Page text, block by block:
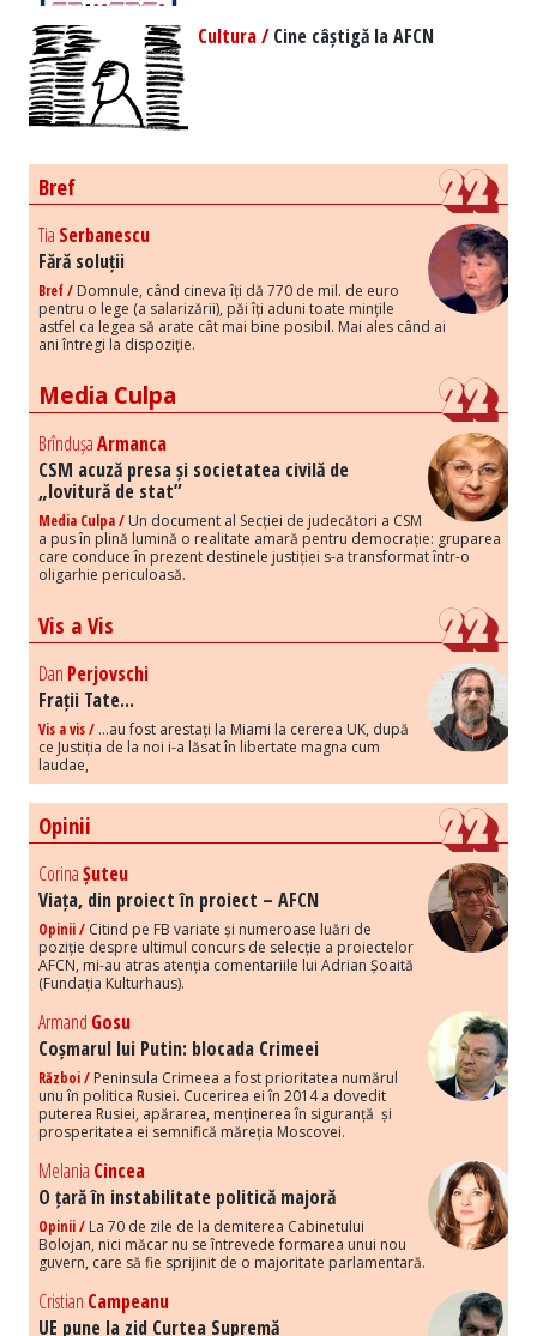
Cultura /Cine câștigă la AFCN
Bref
Tia Serbanescu
Fără soluții
Bref / Domnule, când cineva îți dă 770 de mil. de euro
pentru o lege (a salarizării), păi îți aduni toate mințile
astfel ca legea să arate cât mai bine posibil. Mai ales când ai
ani întregi la dispoziție.
Media Culpa
BrîndușaArmanca
CSM acuză presa și societatea civilă de
„lovitură de stat”
Media Culpa / Un document al Secției de judecători a CSM
a pus în plină lumină o realitate amară pentru democrație: gruparea
care conduce în prezent destinele justiției s-a transformat într-o
oligarhie periculoasă.
Vis a Vis
Dan Perjovschi
Frații Tate...
Vis a vis / ...au fost arestați la Miami la cererea UK, după
ce Justiția de la noi i-a lăsat în libertate magna cum
laudae,
Opinii
CorinaȘuteu
Viața, din proiect în proiect – AFCN
Opinii / Citind pe FB variate și numeroase luări de
poziție despre ultimul concurs de selecție a proiectelor
AFCN, mi-au atras atenția comentariile lui Adrian Șoaită
(Fundația Kulturhaus).
Armand Gosu
Coșmarul lui Putin: blocada Crimeei
Război / Peninsula Crimeea a fost prioritatea numărul
unu în politica Rusiei. Cucerirea ei în 2014 a dovedit
puterea Rusiei, apărarea, menținerea în siguranță și
prosperitatea ei semnifică măreția Moscovei.
Melania Cincea
O țară în instabilitate politică majoră
Opinii / La 70 de zile de la demiterea Cabinetului
Bolojan, nici măcar nu se întrevede formarea unui nou
guvern, care să fie sprijinit de o majoritate parlamentară.
Cristian Campeanu
UE pune la zid Curtea Supremă